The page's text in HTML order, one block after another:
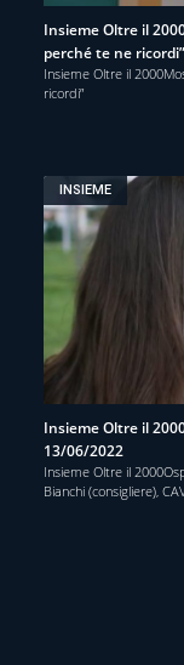
Insieme Oltre il
perché te ne
Insieme Oltre il
ricordi”
INSIEME
Insieme Oltre il
13/06/2022
Insieme Oltre il
Bianchi (consigliere),